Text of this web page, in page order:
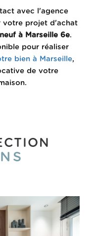
avec l'agence
votre projet d'achat
à Marseille 6e.
pour réaliser
bien à Marseille,
de votre